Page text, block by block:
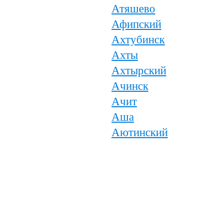
Атяшево
Афипский
Ахтубинск
Ахты
Ахтырский
Ачинск
Ачит
Аша
Аютинский